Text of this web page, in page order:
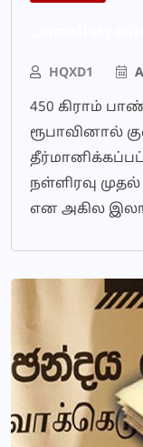
HQXD1
450 கிராம்
ரூபாவினால்
நள்ளிரவு
என அகில